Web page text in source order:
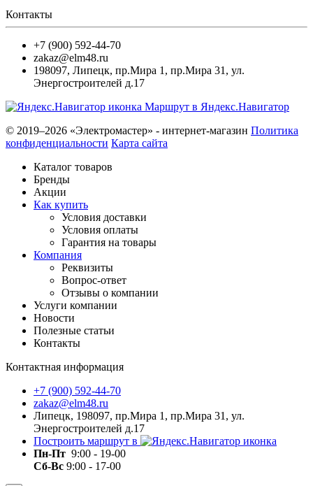
Контакты
+7 (900) 592-44-70
zakaz@elm48.ru
198097, Липецк, пр.Мира 1, пр.Мира 31, ул.
Энергостроителей д.17
Маршрут в Яндекс.Навигатор
© 2019–2026 «Электромастер» - интернет-магазин Политика
конфиденциальности Карта сайта
Каталог товаров
Бренды
Акции
Как купить
Условия доставки
Условия оплаты
Гарантия на товары
Компания
Реквизиты
Вопрос-ответ
Отзывы о компании
Услуги компании
Новости
Полезные статьи
Контакты
Контактная информация
+7 (900) 592-44-70
zakaz@elm48.ru
Липецк, 198097, пр.Мира 1, пр.Мира 31, ул.
Энергостроителей д.17
Построить маршрут в
Пн-Пт 9:00 - 19-00
Сб-Вс 9:00 - 17-00